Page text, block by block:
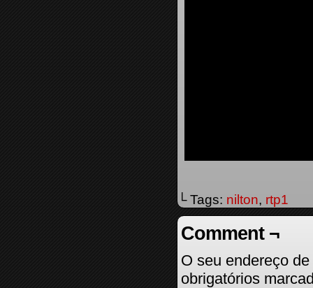
└ Tags: nilton, rtp1
Comment ¬
O seu endereço
obrigatórios